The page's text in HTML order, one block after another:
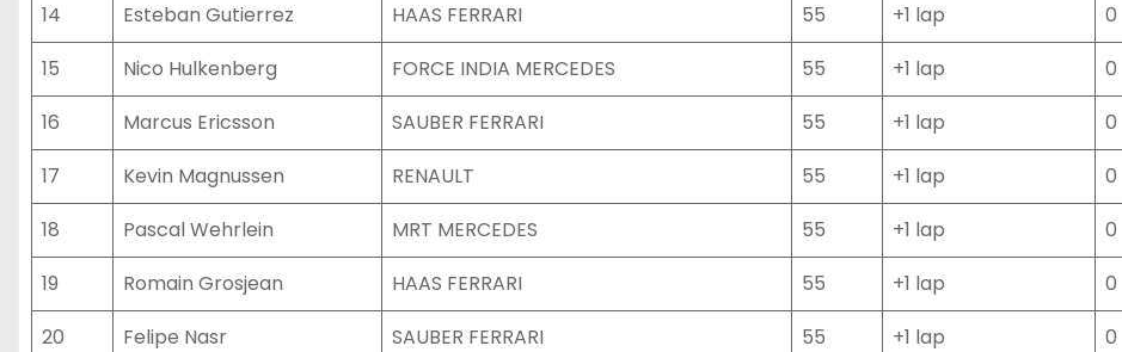
14
Esteban Gutierrez HAAS FERRARI 55 +1 lap
0
15
Nico Hulkenberg FORCE INDIA MERCEDES 55 +1 lap
0
16
Marcus Ericsson SAUBER FERRARI 55 +1 lap
0
17
Kevin Magnussen RENAULT 55 +1 lap
0
18
Pascal Wehrlein MRT MERCEDES 55 +1 lap
0
19
Romain Grosjean HAAS FERRARI 55 +1 lap
0
20
Felipe Nasr SAUBER FERRARI 55 +1 lap
0